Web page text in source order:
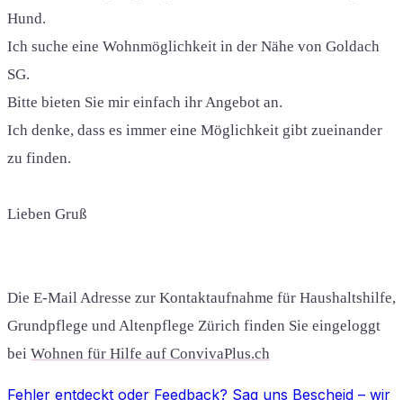
Hund.
Ich suche eine Wohnmöglichkeit in der Nähe von Goldach
SG.
Bitte bieten Sie mir einfach ihr Angebot an.
Ich denke, dass es immer eine Möglichkeit gibt zueinander
zu finden.
Lieben Gruß
Die E-Mail Adresse zur Kontaktaufnahme für Haushaltshilfe,
Grundpflege und Altenpflege Zürich finden Sie eingeloggt
bei Wohnen für Hilfe auf ConvivaPlus.ch
Fehler entdeckt oder Feedback? Sag uns Bescheid – wir